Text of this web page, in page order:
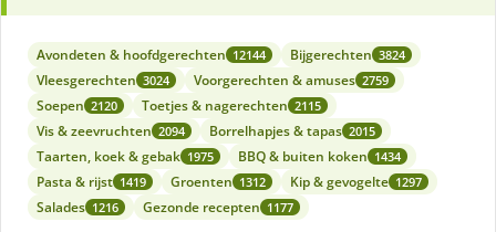
Avondeten & hoofdgerechten 12144 Bijgerechten 3824
Vleesgerechten 3024 Voorgerechten & amuses 2759
Soepen 2120 Toetjes & nagerechten 2115
Vis & zeevruchten 2094 Borrelhapjes & tapas 2015
Taarten, koek & gebak 1975 BBQ & buiten koken 1434
Pasta & rijst 1419 Groenten 1312 Kip & gevogelte 1297
Salades 1216 Gezonde recepten 1177